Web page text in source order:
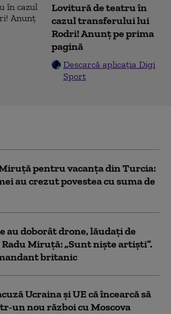
Lovitură de teatru în
cazul transferului lui
Rodri! Anunț pe prima
pagină
Descarcă aplicația Digi
Sport
pentru vacanța din Turcia:
au crezut povestea cu suma de
au doborât drone, lăudați de
Miruță: „Sunt niște artiști”.
britanic
Ucraina şi UE că încearcă să
un nou război cu Moscova